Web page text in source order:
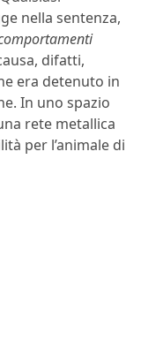
nella sentenza,
difatti,
era detenuto in
In uno spazio
rete metallica
per l’animale di